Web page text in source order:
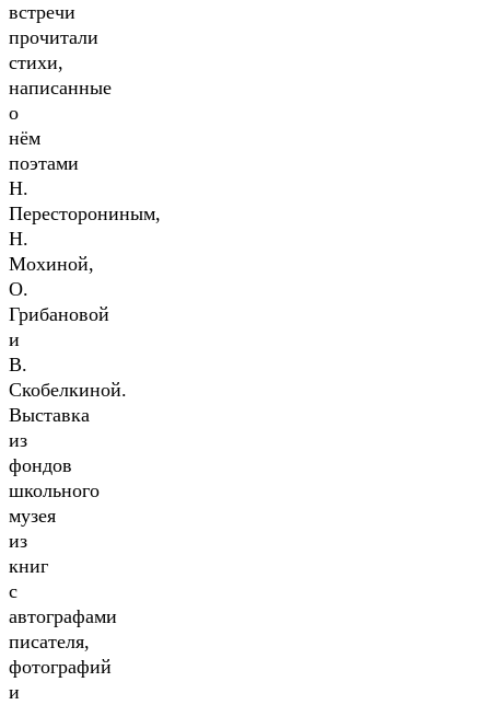
встречи
прочитали
стихи,
написанные
о
нём
поэтами
Н.
Пересторониным,
Н.
Мохиной,
О.
Грибановой
и
В.
Скобелкиной.
Выставка
из
фондов
школьного
музея
из
книг
с
автографами
писателя,
фотографий
и